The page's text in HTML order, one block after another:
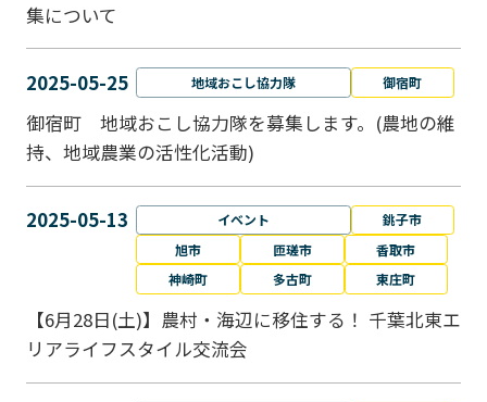
集について
2025-05-25 地域おこし協力隊 御宿町
御宿町 地域おこし協力隊を募集します。(農地の維
持、地域農業の活性化活動)
2025-05-13 イベント
銚子市
旭市
匝瑳市
香取市
神崎町
多古町 東庄町
【6月28日(土)】農村・海辺に移住する！ 千葉北東エ
リアライフスタイル交流会